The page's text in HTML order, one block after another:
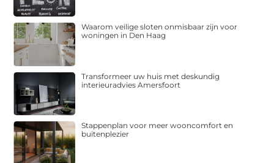
Waarom veilige sloten onmisbaar zijn voor
woningen in Den Haag
Transformeer uw huis met deskundig
interieuradvies Amersfoort
Stappenplan voor meer wooncomfort en
buitenplezier